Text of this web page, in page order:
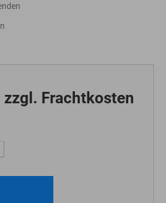
Frachtkosten